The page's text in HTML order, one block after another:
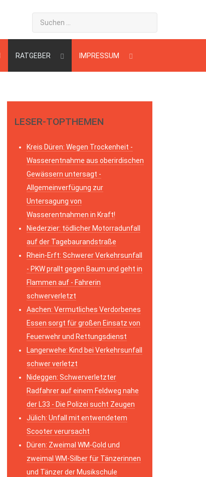
RATGEBER IMPRESSUM
LESER-TOPTHEMEN
Kreis Düren: Wegen Trockenheit -
Wasserentnahme aus oberirdischen
Gewässern untersagt -
Allgemeinverfügung zur
Untersagung von
Wasserentnahmen in Kraft!
Niederzier: tödlicher Motorradunfall
auf der Tagebaurandstraße
Rhein-Erft: Schwerer Verkehrsunfall
- PKW prallt gegen Baum und geht in
Flammen auf - Fahrerin
schwerverletzt
Aachen: Vermutliches Verdorbenes
Essen sorgt für großen Einsatz von
Feuerwehr und Rettungsdienst
Langerwehe: Kind bei Verkehrsunfall
schwer verletzt
Nideggen: Schwerverletzter
Radfahrer auf einem Feldweg nahe
der L33 - Die Polizei sucht Zeugen
Jülich: Unfall mit entwendetem
Scooter verursacht
Düren: Zweimal WM-Gold und
zweimal WM-Silber für Tänzerinnen
und Tänzer der Musikschule